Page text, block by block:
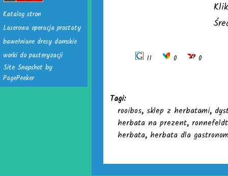
Katalog stron
Laserowa operacja prostaty
bawełniane dresy damskie
worki do pasteryzacji
Site Snapshot by
PagePeeker
11 0 0
Tagi:
rooibos, sklep z herbatami,
herbata na prezent, ronnefeldt
herbata, herbata dla